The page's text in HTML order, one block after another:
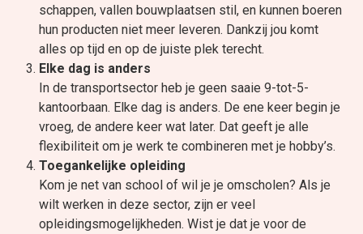
schappen, vallen bouwplaatsen stil, en kunnen boeren
hun producten niet meer leveren. Dankzij jou komt
alles op tijd en op de juiste plek terecht.
Elke dag is anders
In de transportsector heb je geen saaie 9-tot-5-
kantoorbaan. Elke dag is anders. De ene keer begin je
vroeg, de andere keer wat later. Dat geeft je alle
flexibiliteit om je werk te combineren met je hobby’s.
Toegankelijke opleiding
Kom je net van school of wil je je omscholen? Als je
wilt werken in deze sector, zijn er veel
opleidingsmogelijkheden. Wist je dat je voor de